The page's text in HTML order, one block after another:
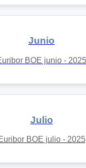
Junio
BOE junio - 2025
Julio
BOE julio - 2025